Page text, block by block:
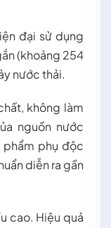
đại sử dụng
(khoảng 254
nước thải.
không làm
nguồn nước
phẩm phụ độc
diễn ra gần
cao. Hiệu quả